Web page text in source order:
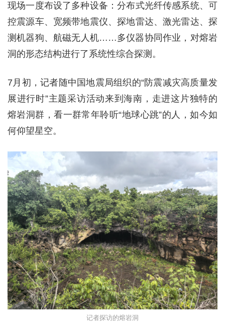
现场一度布设了多种设备：分布式光纤传感系统、可
控震源车、宽频带地震仪、探地雷达、激光雷达、探
测机器狗、航磁无人机……多仪器协同作业，对熔岩
洞的形态结构进行了系统性综合探测。
7月初，记者随中国地震局组织的“防震减灾高质量发
展进行时”主题采访活动来到海南，走进这片独特的
熔岩洞群，看一群常年聆听“地球心跳”的人，如今如
何仰望星空。
记者探访的熔岩洞